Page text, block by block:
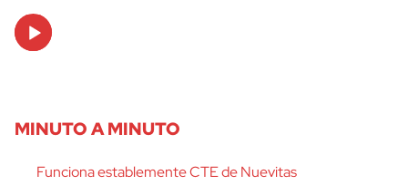
Audio
Player
MINUTO A MINUTO
Funciona establemente CTE de Nuevitas